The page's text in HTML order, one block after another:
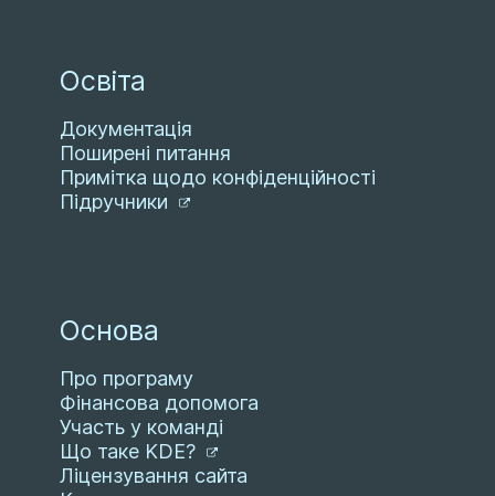
Освіта
Документація
Поширені питання
Примітка щодо конфіденційності
Підручники
Основа
Про програму
Фінансова допомога
Участь у команді
Що таке KDE?
Ліцензування сайта